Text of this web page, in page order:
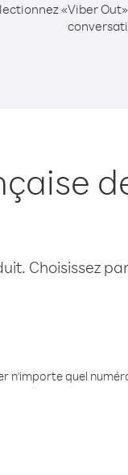
«Viber
Choisissez
n'importe quel